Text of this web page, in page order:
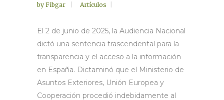
by Fibgar Artículos
El 2 de junio de 2025, la Audiencia Nacional
dictó una sentencia trascendental para la
transparencia y el acceso a la información
en España. Dictaminó que el Ministerio de
Asuntos Exteriores, Unión Europea y
Cooperación procedió indebidamente al